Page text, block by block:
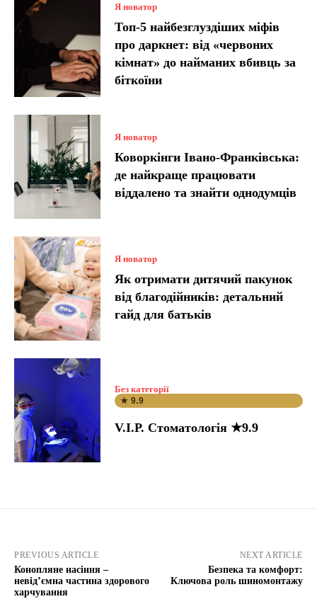
Я новатор
Топ-5 найбезглуздіших міфів
про даркнет: від «червоних
кімнат» до найманих вбивць за
біткоїни
Я новатор
Коворкінги Івано-Франківська:
де найкраще працювати
віддалено та знайти однодумців
Я новатор
Як отримати дитячий пакунок
від благодійників: детальний
гайд для батьків
Без категорії
★ 9.9
V.I.P. Стоматологія ★9.9
PREVIOUS ARTICLE
Конопляне насіння –
невід’ємна частина здорового
харчування
NEXT ARTICLE
Безпека та комфорт:
Ключова роль шиномонтажу